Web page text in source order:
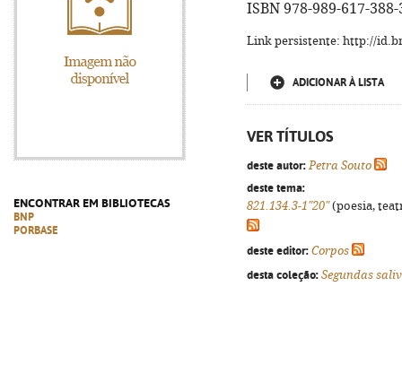
ENCONTRAR EM BIBLIOTECAS
BNP
PORBASE
ISBN 978-989-617-388-
Link persistente: http://
ADICIONAR À LISTA
VER TÍTULOS
deste autor: Petra Souto
deste tema:
821.134.3-1"20"(poesia,
deste editor: Corpos
desta coleção: Segundas